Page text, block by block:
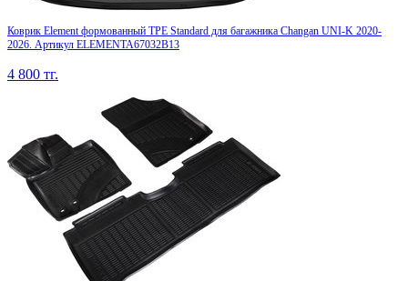
Коврик Element формованный TPE Standard для багажника Changan UNI-K 2020-
2026. Артикул ELEMENTA67032B13
4 800 тг.